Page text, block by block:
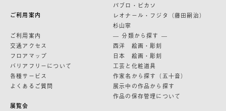
ご利用案内
ご利用案内
交通アクセス
フロアマップ
バリアフリーについて
各種サービス
よくあるご質問
展覧会
パブロ・ピカソ
レオナール・フジタ（藤田嗣治）
杉山寧
— 分類から探す —
西洋 絵画・彫刻
日本 絵画・彫刻
工芸と化粧道具
作家名から探す（五十音）
展示中の作品から探す
作品の保存管理について